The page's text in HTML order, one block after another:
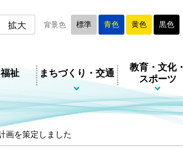
拡大 背景色 標準 青色 黄色 黒色
祉 まちづくり・交通
教育・文化・
スポーツ
画を策定しました